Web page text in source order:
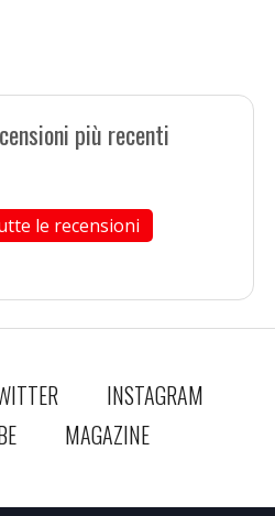
più recenti
le recensioni
INSTAGRAM
MAGAZINE